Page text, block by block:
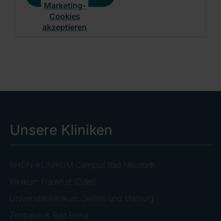
Marketing-
Cookies
akzeptieren
Unsere Kliniken
RHÖN-KLINIKUM Campus Bad Neustadt
Klinikum Frankfurt (Oder)
Universitätsklinikum Gießen und Marburg
Zentralklinik Bad Berka